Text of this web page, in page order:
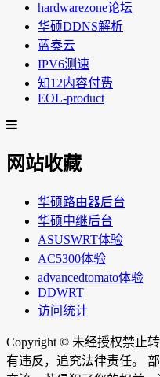
hardwarezone论坛
华硕DDNS解析
蓝奏云
IPV6测速
知12内容付费
EOL-product
网站收藏
华硕路由器后台
华硕中继后台
ASUSWRT体验
AC5300体验
advancedtomato体验
DDWRT
访问统计
Copyright © 未经授权禁止
有违反，追究法律责任。